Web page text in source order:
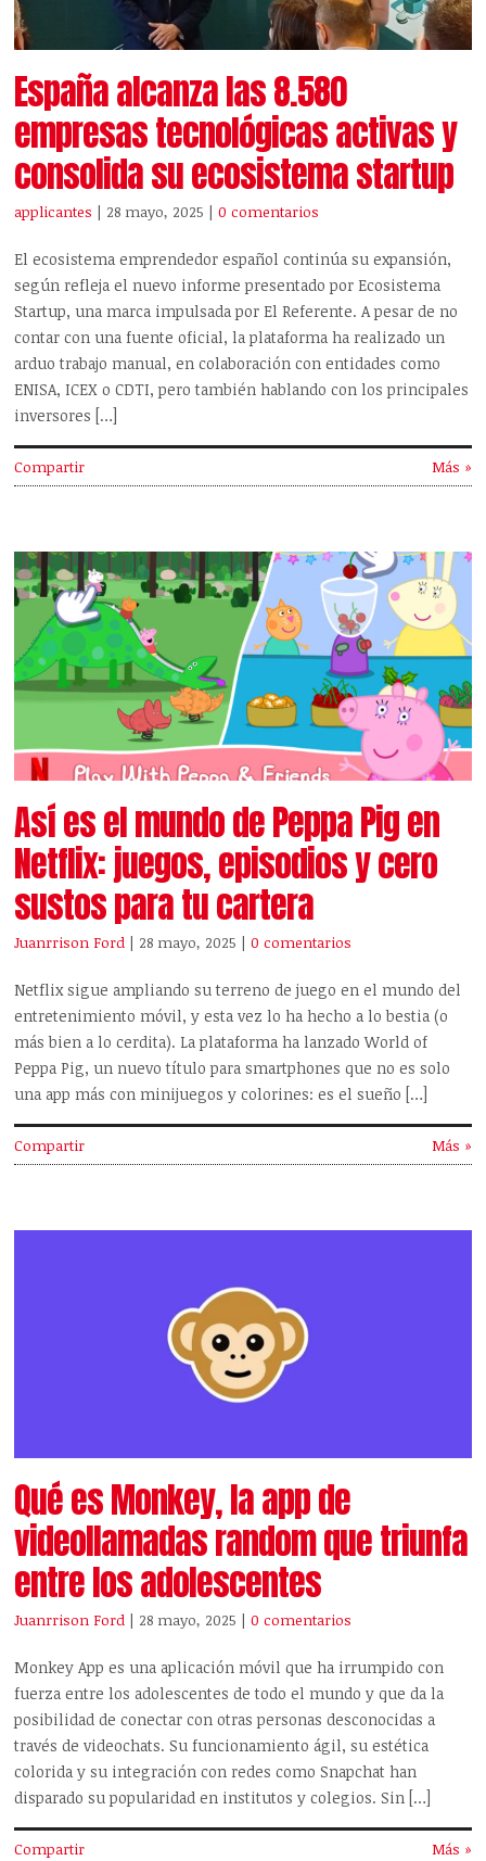
España alcanza las 8.580
empresas tecnológicas activas y
consolida su ecosistema startup
applicantes | 28 mayo, 2025 |0 comentarios
El ecosistema emprendedor español continúa su expansión,
según refleja el nuevo informe presentado por Ecosistema
Startup, una marca impulsada por El Referente. A pesar de no
contar con una fuente oficial, la plataforma ha realizado un
arduo trabajo manual, en colaboración con entidades como
ENISA, ICEX o CDTI, pero también hablando con los principales
inversores […]
Compartir Más »
Así es el mundo de Peppa Pig en
Netflix: juegos, episodios y cero
sustos para tu cartera
Juanrrison Ford | 28 mayo, 2025 |0 comentarios
Netflix sigue ampliando su terreno de juego en el mundo del
entretenimiento móvil, y esta vez lo ha hecho a lo bestia (o
más bien a lo cerdita). La plataforma ha lanzado World of
Peppa Pig, un nuevo título para smartphones que no es solo
una app más con minijuegos y colorines: es el sueño […]
Compartir Más »
Qué es Monkey, la app de
videollamadas random que triunfa
entre los adolescentes
Juanrrison Ford | 28 mayo, 2025 |0 comentarios
Monkey App es una aplicación móvil que ha irrumpido con
fuerza entre los adolescentes de todo el mundo y que da la
posibilidad de conectar con otras personas desconocidas a
través de videochats. Su funcionamiento ágil, su estética
colorida y su integración con redes como Snapchat han
disparado su popularidad en institutos y colegios. Sin […]
Compartir Más »